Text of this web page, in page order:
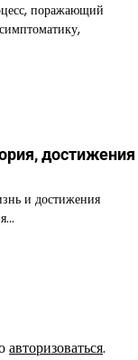
поражающий
достижения
и достижения
авторизоваться.